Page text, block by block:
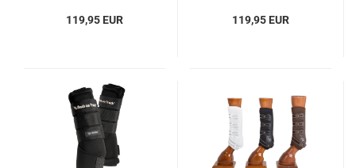
119,95 EUR 119,95 EUR